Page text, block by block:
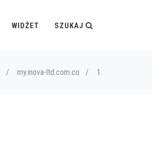
WIDŻET SZUKAJ
/ my.inova-ltd.com.co / 1